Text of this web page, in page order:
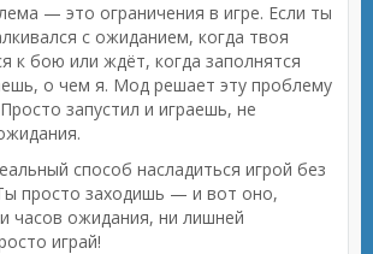
— это ограничения в игре. Если ты
с ожиданием, когда твоя
к бою или ждёт, когда заполнятся
о чем я. Мод решает эту проблему
запустил и играешь, не
способ насладиться игрой без
просто заходишь — и вот оно,
часов ожидания, ни лишней
играй!